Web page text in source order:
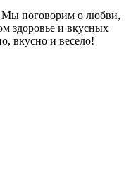
Мы поговорим о любви,
здоровье и вкусных
вкусно и весело!